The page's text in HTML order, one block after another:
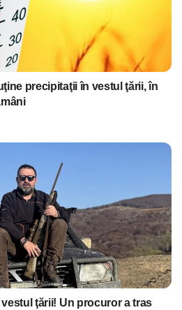
precipitaţii în vestul ţării, în
ţării! Un procuror a tras